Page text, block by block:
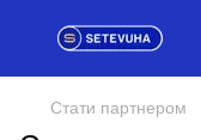
Стати партнером